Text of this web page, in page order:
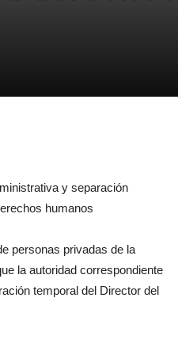
y separación
humanos
personas privadas de la
la autoridad correspondiente
temporal del Director del